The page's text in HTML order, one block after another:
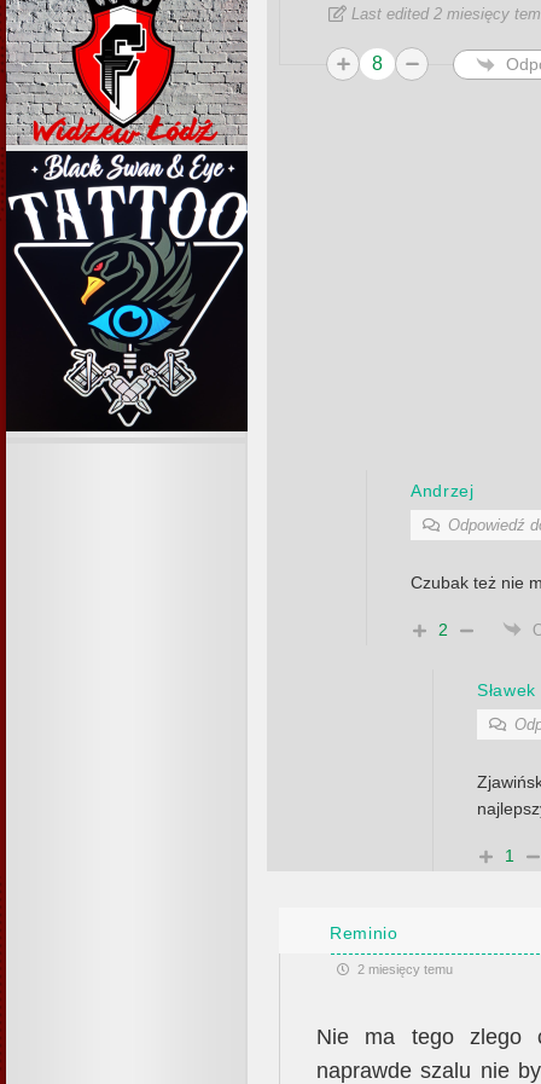
Last edited 2 miesięcy
8
Andrzej
Odpowiedź
Czubak też nie
2
Sławek
1
Reminio
2 miesięcy temu
Nie ma tego zlego
naprawde szalu nie